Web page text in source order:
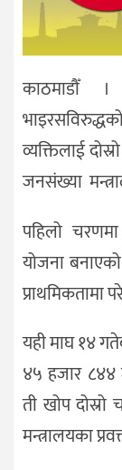
काठमाडौँ
व्यक्तिलाई
जनसंख्या
पहिलो
योजना
प्राथमिकतामा
यही माघ १४
४५ हजार
ती खोप दोस्रो
मन्त्रालयका